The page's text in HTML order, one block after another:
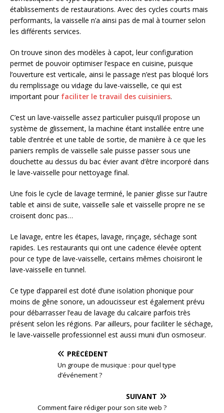
établissements de restaurations. Avec des cycles courts mais
performants, la vaisselle n’a ainsi pas de mal à tourner selon
les différents services.
On trouve sinon des modèles à capot, leur configuration
permet de pouvoir optimiser l’espace en cuisine, puisque
l’ouverture est verticale, ainsi le passage n’est pas bloqué lors
du remplissage ou vidage du lave-vaisselle, ce qui est
important pour faciliter le travail des cuisiniers.
C’est un lave-vaisselle assez particulier puisqu’il propose un
système de glissement, la machine étant installée entre une
table d’entrée et une table de sortie, de manière à ce que les
paniers remplis de vaisselle sale puisse passer sous une
douchette au dessus du bac évier avant d’être incorporé dans
le lave-vaisselle pour nettoyage final.
Une fois le cycle de lavage terminé, le panier glisse sur l’autre
table et ainsi de suite, vaisselle sale et vaisselle propre ne se
croisent donc pas…
Le lavage, entre les étapes, lavage, rinçage, séchage sont
rapides. Les restaurants qui ont une cadence élevée optent
pour ce type de lave-vaisselle, certains mêmes choisiront le
lave-vaisselle en tunnel.
Ce type d’appareil est doté d’une isolation phonique pour
moins de gêne sonore, un adoucisseur est également prévu
pour débarrasser l’eau de lavage du calcaire parfois très
présent selon les régions. Par ailleurs, pour faciliter le séchage,
le lave-vaisselle professionnel est aussi muni d’un osmoseur.
PRÉCÉDENT
Un groupe de musique : pour quel type
d’événement ?
SUIVANT
Comment faire rédiger pour son site web ?